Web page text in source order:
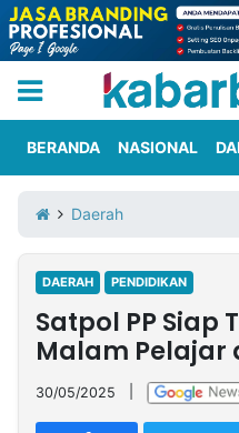
Iklan
Berita
Kami
Nasional
International
Olahraga
Entertainment
Daerah
Pariwisata
Kuliner
Kolom
Network
BERANDA NASIONAL
Daerah
DAERAH PENDIDIKAN
Satpol PP Siap
Malam Pelajar
30/05/2025